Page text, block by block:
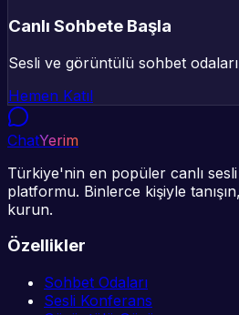
Canlı Sohbete Başla
Sesli ve görüntülü sohbet
Hemen Katıl
ChatYerim
Türkiye'nin en popüler canlı
platformu. Binlerce kişiyle
kurun.
Özellikler
Sohbet Odaları
Sesli Konferans